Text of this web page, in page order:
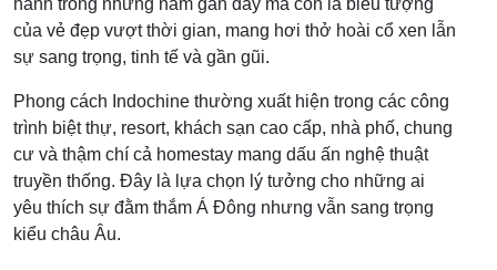
của vẻ đẹp vượt thời gian, mang hơi thở hoài cổ xen lẫn
sự sang trọng, tinh tế và gần gũi.
Phong cách Indochine thường xuất hiện trong các công
trình biệt thự, resort, khách sạn cao cấp, nhà phố, chung
cư và thậm chí cả homestay mang dấu ấn nghệ thuật
truyền thống. Đây là lựa chọn lý tưởng cho những ai
yêu thích sự đằm thắm Á Đông nhưng vẫn sang trọng
kiểu châu Âu.